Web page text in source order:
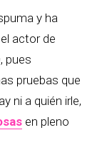
y ha
actor de
, pues
pruebas que
ni a quién irle,
en pleno